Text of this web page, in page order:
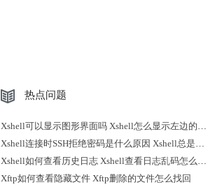
热点问题
Xshell可以显示图形界面吗 Xshell怎么显示左边的会话
Xshell连接时SSH拒绝密码是什么原因 Xshell总是断开连接怎么办
Xshell如何查看历史日志 Xshell查看日志乱码怎么解决
Xftp如何查看隐藏文件 Xftp删除的文件怎么找回